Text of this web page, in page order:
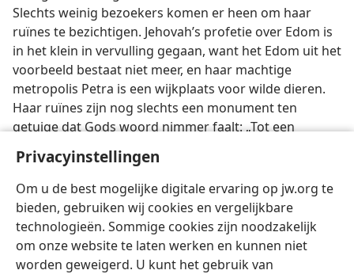
Privacyinstellingen
Om u de best mogelijke digitale ervaring op jw.org te
bieden, gebruiken wij cookies en vergelijkbare
technologieën. Sommige cookies zijn noodzakelijk
om onze website te laten werken en kunnen niet
worden geweigerd. U kunt het gebruik van
Slechts weinig bezoekers komen er heen om haar
ruïnes te bezichtigen. Jehovah’s profetie over Edom is
in het klein in vervulling gegaan, want het Edom uit het
voorbeeld bestaat niet meer, en haar machtige
metropolis Petra is een wijkplaats voor wilde dieren.
Haar ruïnes zijn nog slechts een monument ten
getuige dat Gods woord nimmer faalt: „Tot een
eeuwige woestenij zal Ik u maken; uw steden zullen
niet meer bewoond worden; en gij zult weten, dat Ik
de HERE [Jehovah] ben.” —Ezech. 35:9,NBG.